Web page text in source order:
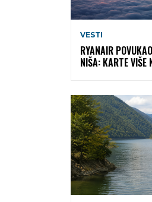
VESTI
RYANAIR
NIŠA: KARTE VIŠE